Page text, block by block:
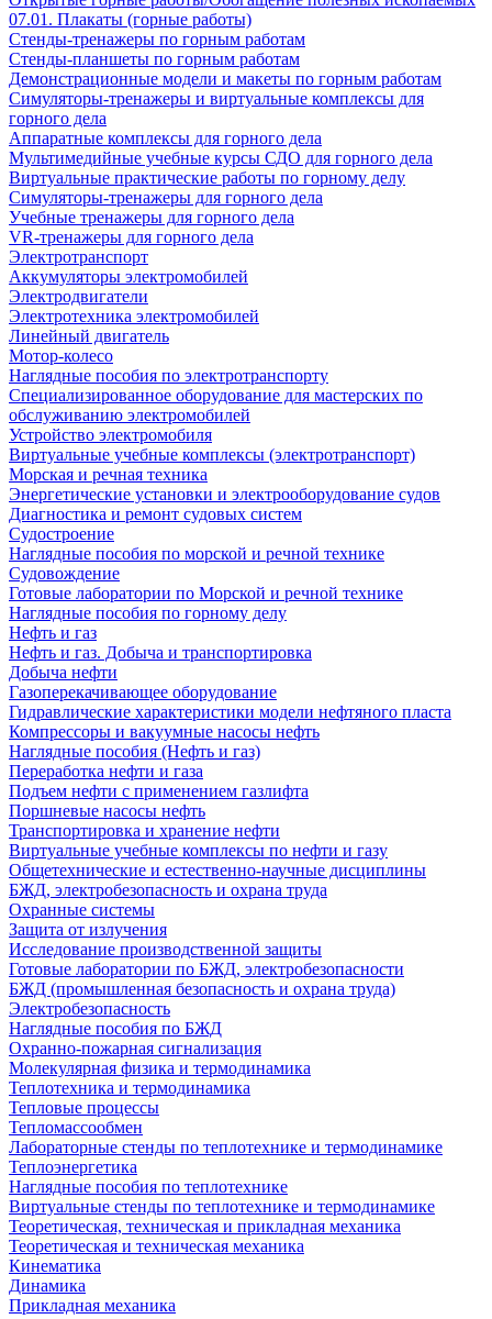
07.01. Плакаты (горные работы)
Стенды-тренажеры по горным работам
Стенды-планшеты по горным работам
Демонстрационные модели и макеты по горным работам
Симуляторы-тренажеры и виртуальные комплексы для
горного дела
Аппаратные комплексы для горного дела
Мультимедийные учебные курсы СДО для горного дела
Виртуальные практические работы по горному делу
Симуляторы-тренажеры для горного дела
Учебные тренажеры для горного дела
VR-тренажеры для горного дела
Электротранспорт
Аккумуляторы электромобилей
Электродвигатели
Электротехника электромобилей
Линейный двигатель
Мотор-колесо
Наглядные пособия по электротранспорту
Специализированное оборудование для мастерских по
обслуживанию электромобилей
Устройство электромобиля
Виртуальные учебные комплексы (электротранспорт)
Морская и речная техника
Энергетические установки и электрооборудование судов
Диагностика и ремонт судовых систем
Судостроение
Наглядные пособия по морской и речной технике
Судовождение
Готовые лаборатории по Морской и речной технике
Наглядные пособия по горному делу
Нефть и газ
Нефть и газ. Добыча и транспортировка
Добыча нефти
Газоперекачивающее оборудование
Гидравлические характеристики модели нефтяного пласта
Компрессоры и вакуумные насосы нефть
Наглядные пособия (Нефть и газ)
Переработка нефти и газа
Подъем нефти с применением газлифта
Поршневые насосы нефть
Транспортировка и хранение нефти
Виртуальные учебные комплексы по нефти и газу
Общетехнические и естественно-научные дисциплины
БЖД, электробезопасность и охрана труда
Охранные системы
Защита от излучения
Исследование производственной защиты
Готовые лаборатории по БЖД, электробезопасности
БЖД (промышленная безопасность и охрана труда)
Электробезопасность
Наглядные пособия по БЖД
Охранно-пожарная сигнализация
Молекулярная физика и термодинамика
Теплотехника и термодинамика
Тепловые процессы
Тепломассообмен
Лабораторные стенды по теплотехнике и термодинамике
Теплоэнергетика
Наглядные пособия по теплотехнике
Виртуальные стенды по теплотехнике и термодинамике
Теоретическая, техническая и прикладная механика
Теоретическая и техническая механика
Кинематика
Динамика
Прикладная механика